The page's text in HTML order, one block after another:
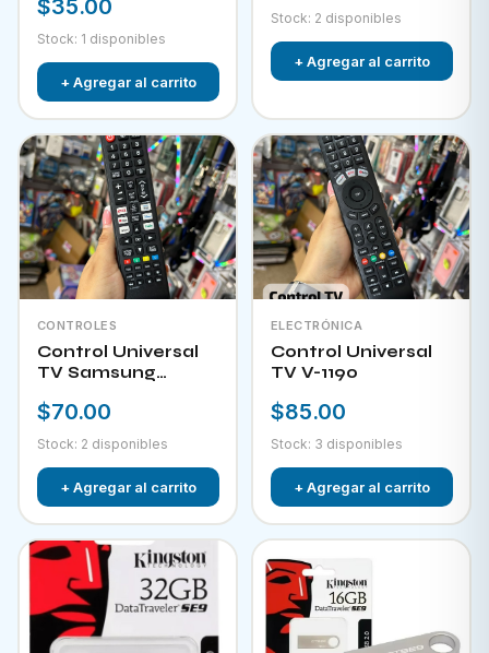
$35.00
Stock: 1 disponibles
+ Agregar al carrito
Stock: 2 disponibles
+ Agregar al carrito
CONTROLES
Control Universal
TV Samsung
$70.00
Stock: 2 disponibles
+ Agregar al carrito
ELECTRÓNICA
Control Universal
TV V-1190
$85.00
Stock: 3 disponibles
+ Agregar al carrito